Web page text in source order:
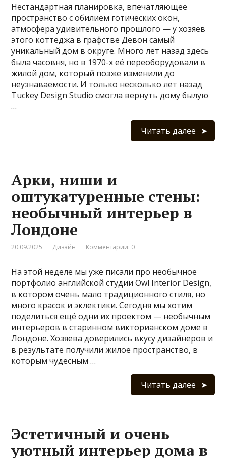
Нестандартная планировка, впечатляющее
пространство с обилием готических окон,
атмосфера удивительного прошлого — у хозяев
этого коттеджа в графстве Девон самый
уникальный дом в округе. Много лет назад здесь
была часовня, но в 1970-х её переоборудовали в
жилой дом, который позже изменили до
неузнаваемости. И только несколько лет назад
Tuckey Design Studio смогла вернуть дому былую
…
Читать далее
Арки, ниши и
оштукатуренные стены:
необычный интерьер в
Лондоне
20.09.2025 Дизайн Комментарии: 0
На этой неделе мы уже писали про необычное
портфолио английской студии Owl Interior Design,
в котором очень мало традиционного стиля, но
много красок и эклектики. Сегодня мы хотим
поделиться ещё одни их проектом — необычным
интерьеров в старинном викторианском доме в
Лондоне. Хозяева доверились вкусу дизайнеров и
в результате получили жилое пространство, в
которым чудесным …
Читать далее
Эстетичный и очень
уютный интерьер дома в